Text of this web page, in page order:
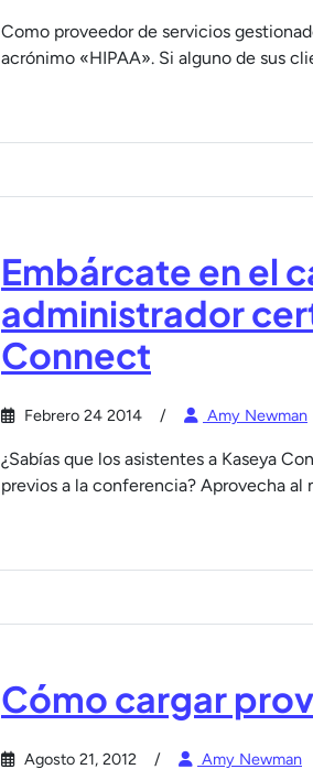
Como proveedor de servicios
acrónimo «HIPAA». Si alguno de sus
Embárcate en el
administrador
Connect
Febrero 24 2014 Amy Newman
¿Sabías que los asistentes a Kaseya
previos a la conferencia? Aprovecha al
Cómo cargar
Agosto 21, 2012 Amy Newman